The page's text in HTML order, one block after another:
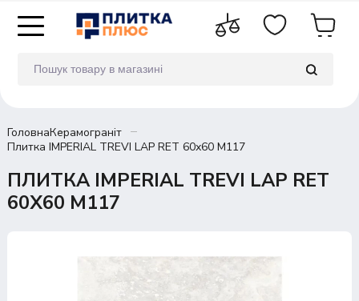
ГоловнаКерамограніт
Плитка IMPERIAL TREVI LAP RET 60х60 M117
ПЛИТКА IMPERIAL TREVI LAP RET
60Х60 M117